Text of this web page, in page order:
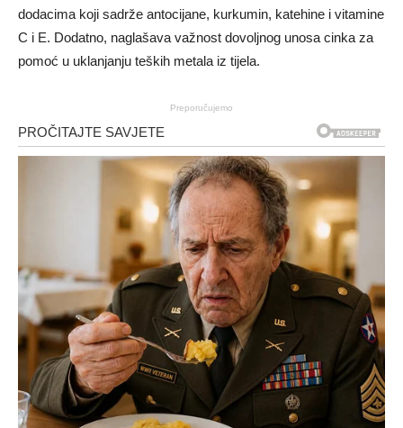
dodacima koji sadrže antocijane, kurkumin, katehine i vitamine
C i E. Dodatno, naglašava važnost dovoljnog unosa cinka za
pomoć u uklanjanju teških metala iz tijela.
Preporučujemo